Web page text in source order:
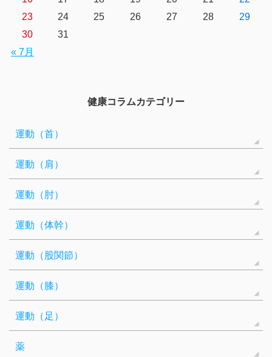
« 7月
23
24 25 26 27 28
29
30
31
健康コラムカテゴリー
運動（首）
運動（肩）
運動（肘）
運動（体幹）
運動（股関節）
運動（膝）
運動（足）
薬